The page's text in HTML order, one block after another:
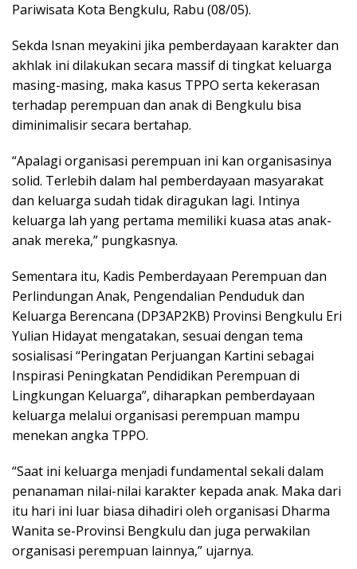
Pariwisata Kota Bengkulu, Rabu (08/05).
Sekda Isnan meyakini jika pemberdayaan karakter dan
akhlak ini dilakukan secara massif di tingkat keluarga
masing-masing, maka kasus TPPO serta kekerasan
terhadap perempuan dan anak di Bengkulu bisa
diminimalisir secara bertahap.
“Apalagi organisasi perempuan ini kan organisasinya
solid. Terlebih dalam hal pemberdayaan masyarakat
dan keluarga sudah tidak diragukan lagi. Intinya
keluarga lah yang pertama memiliki kuasa atas anak-
anak mereka,” pungkasnya.
Sementara itu, Kadis Pemberdayaan Perempuan dan
Perlindungan Anak, Pengendalian Penduduk dan
Keluarga Berencana (DP3AP2KB) Provinsi Bengkulu Eri
Yulian Hidayat mengatakan, sesuai dengan tema
sosialisasi “Peringatan Perjuangan Kartini sebagai
Inspirasi Peningkatan Pendidikan Perempuan di
Lingkungan Keluarga”, diharapkan pemberdayaan
keluarga melalui organisasi perempuan mampu
menekan angka TPPO.
“Saat ini keluarga menjadi fundamental sekali dalam
penanaman nilai-nilai karakter kepada anak. Maka dari
itu hari ini luar biasa dihadiri oleh organisasi Dharma
Wanita se-Provinsi Bengkulu dan juga perwakilan
organisasi perempuan lainnya,” ujarnya.